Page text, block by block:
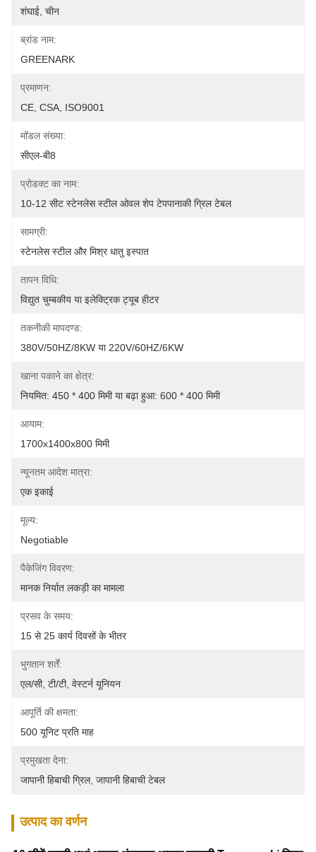
शंघाई, चीन
ब्रांड नाम:
GREENARK
प्रमाणन:
CE, CSA, ISO9001
मॉडल संख्या:
सीएल-बी8
प्रोडक्ट का नाम:
10-12 सीट स्टेनलेस स्टील ओवल शेप टेपपानाकी ग्रिल टेबल
सामग्री:
स्टेनलेस स्टील और मिश्र धातु इस्पात
तापन विधि:
विद्युत चुम्बकीय या इलेक्ट्रिक ट्यूब हीटर
तकनीकी मापदण्ड:
380V/50HZ/8KW या 220V/60HZ/6KW
खाना पकाने का क्षेत्र:
नियमित: 450 * 400 मिमी या बढ़ा हुआ: 600 * 400 मिमी
आयाम:
1700x1400x800 मिमी
न्यूनतम आदेश मात्रा:
एक इकाई
मूल्य:
Negotiable
पैकेजिंग विवरण:
मानक निर्यात लकड़ी का मामला
प्रसव के समय:
15 से 25 कार्य दिवसों के भीतर
भुगतान शर्तें:
एल/सी, टी/टी, वेस्टर्न यूनियन
आपूर्ति की क्षमता:
500 यूनिट प्रति माह
प्रमुखता देना:
जापानी हिबाची ग्रिल, जापानी हिबाची टेबल
उत्पाद का वर्णन